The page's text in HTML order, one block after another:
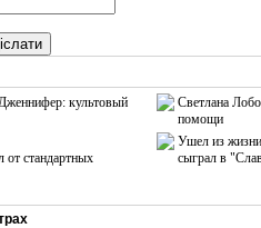
культовый
от стандартных
Светлана
помощи
Ушел из жизни
сыграл в